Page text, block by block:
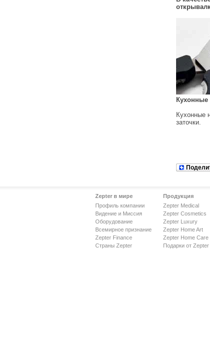
Кухонные
Кухонные
заточки.
Zepter в мире
Профиль компании
Видение и Миссия
Оборудование
Всемирное признание
Zepter Finance
Страны Zepter
Продукция
Zepter Medical
Zepter Cosmetics
Zepter Luxury
Zepter Home Art
Zepter Home Care
Подарки от Zepter